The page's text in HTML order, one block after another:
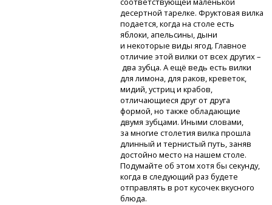
десертной тарелке. Фруктовая вилка
подается, когда на столе есть
яблоки, апельсины, дыни
и некоторые виды ягод. Главное
отличие этой вилки от всех других –
два зубца. А ещё ведь есть вилки
для лимона, для раков, креветок,
мидий, устриц и крабов,
отличающиеся друг от друга
формой, но также обладающие
двумя зубцами. Иными словами,
за многие столетия вилка прошла
длинный и тернистый путь, заняв
достойно место на нашем столе.
Подумайте об этом хотя бы секунду,
когда в следующий раз будете
отправлять в рот кусочек вкусного
блюда.